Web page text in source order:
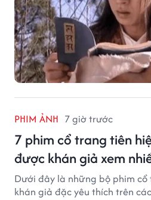
PHIM ẢNH 7 giờ trước
7 phim cổ trang tiên
được khán giả xem
Dưới đây là những bộ phim
khán giả đặc yêu thích trên